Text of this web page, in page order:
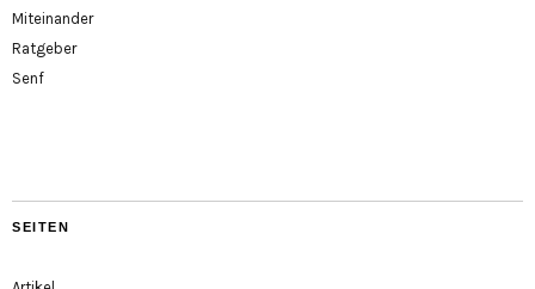
Miteinander
Ratgeber
Senf
SEITEN